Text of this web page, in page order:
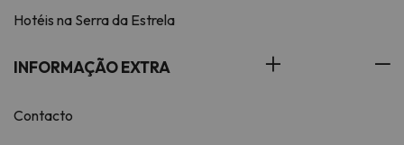
Hotéis na Serra da Estrela
INFORMAÇÃO EXTRA
Contacto